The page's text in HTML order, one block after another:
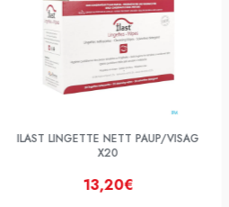
ILAST LINGETTE NETT PAUP/VISAG
X20
13,20€